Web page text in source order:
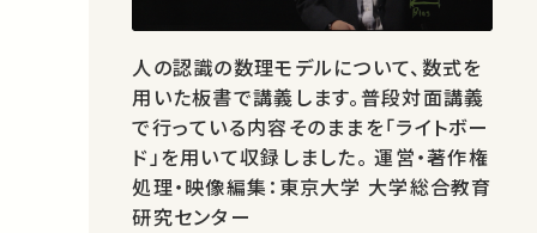
人の認識の数理モデルについて、数式を
用いた板書で講義します。普段対面講義
で行っている内容そのままを「ライトボー
ド」を用いて収録しました。 運営・著作権
処理・映像編集：東京大学 大学総合教育
研究センター